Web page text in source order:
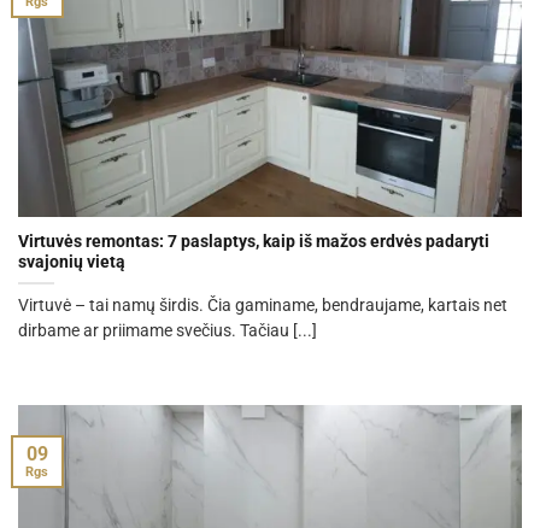
Virtuvės remontas: 7 paslaptys, kaip iš mažos erdvės padaryti
svajonių vietą
Virtuvė – tai namų širdis. Čia gaminame, bendraujame, kartais net
dirbame ar priimame svečius. Tačiau [...]
09
Rgs